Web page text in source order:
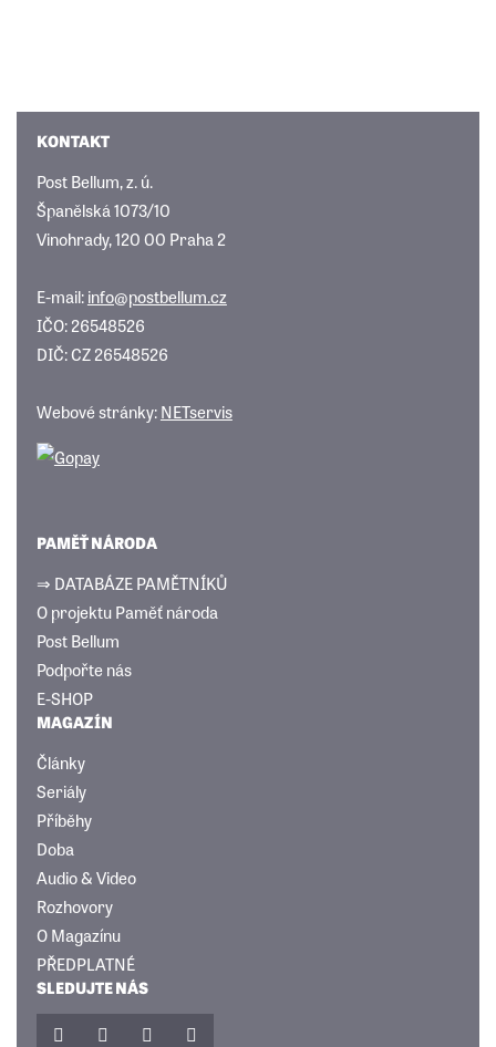
KONTAKT
Post Bellum, z. ú.
Španělská 1073/10
Vinohrady, 120 00 Praha 2
E-mail:info@postbellum.cz
IČO: 26548526
DIČ: CZ 26548526
Webové stránky:NETservis
PAMĚŤ NÁRODA
⇒ DATABÁZE PAMĚTNÍKŮ
O projektu Paměť národa
Post Bellum
Podpořte nás
E-SHOP
MAGAZÍN
Články
Seriály
Příběhy
Doba
Audio & Video
Rozhovory
O Magazínu
PŘEDPLATNÉ
SLEDUJTE NÁS